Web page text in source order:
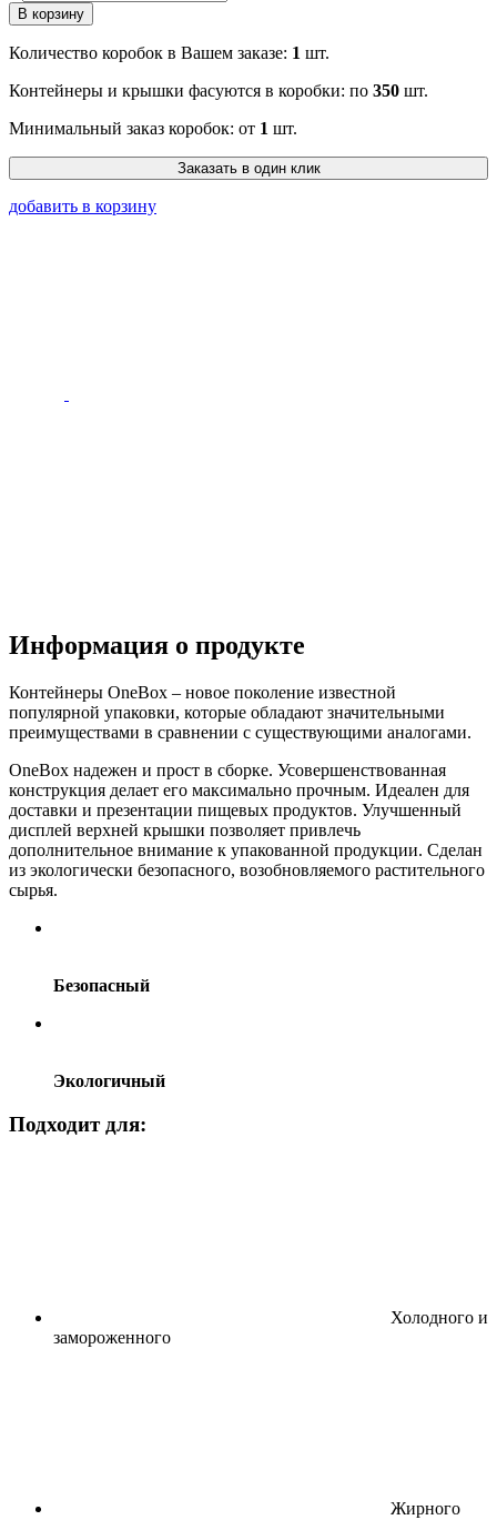
В корзину
Количество коробок в Вашем заказе: 1 шт.
Контейнеры и крышки фасуются в коробки: по 350 шт.
Минимальный заказ коробок: от 1 шт.
Заказать в один клик
добавить в корзину
Информация о продукте
Контейнеры OneBox – новое поколение известной
популярной упаковки, которые обладают значительными
преимуществами в сравнении с существующими аналогами.
OneBox надежен и прост в сборке. Усовершенствованная
конструкция делает его максимально прочным. Идеален для
доставки и презентации пищевых продуктов. Улучшенный
дисплей верхней крышки позволяет привлечь
дополнительное внимание к упакованной продукции. Сделан
из экологически безопасного, возобновляемого растительного
сырья.
Безопасный
Экологичный
Подходит для:
Холодного и
замороженного
Жирного